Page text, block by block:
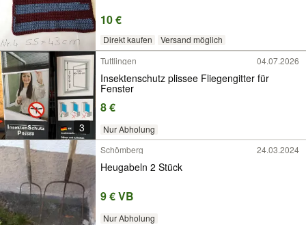
10 €
Direkt kaufen Versand möglich
3
Tuttlingen 04.07.2026
Insektenschutz plissee Fliegengitter für
Fenster
8 €
Nur Abholung
Schömberg
24.03.2024
Heugabeln 2 Stück
9 € VB
Nur Abholung